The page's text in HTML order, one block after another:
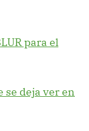
para el
se deja ver en